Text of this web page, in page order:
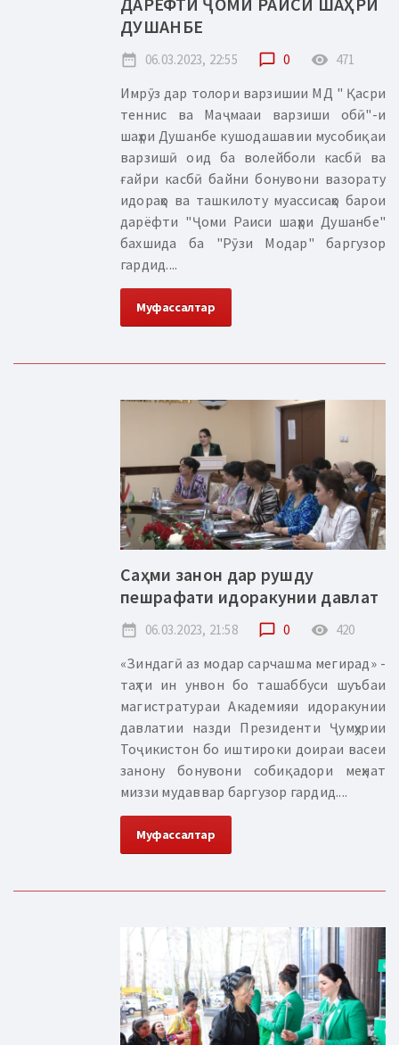
ДУШАНБЕ
date_range 06.03.2023, 22:55 chat_bubble_outline 0 remove_red_eye 471
Имрӯз дар толори варзишии МД " Қасри
теннис ва Маҷмааи варзиши обӣ"-и
шаҳри Душанбе кушодашавии мусобиқаи
варзишӣ оид ба волейболи касбӣ ва
ғайри касбӣ байни бонувони вазорату
идораҳо ва ташкилоту муассисаҳо барои
дарёфти "Ҷоми Раиси шаҳри Душанбе"
бахшида ба "Рӯзи Модар" баргузор
гардид....
Муфассалтар
Саҳми занон дар рушду
пешрафати идоракунии давлат
date_range 06.03.2023, 21:58 chat_bubble_outline 0 remove_red_eye 420
«Зиндагӣ аз модар сарчашма мегирад» -
таҳти ин унвон бо ташаббуси шуъбаи
магистратураи Академияи идоракунии
давлатии назди Президенти Ҷумҳурии
Тоҷикистон бо иштироки доираи васеи
занону бонувони собиқадори меҳнат
миззи мудаввар баргузор гардид....
Муфассалтар